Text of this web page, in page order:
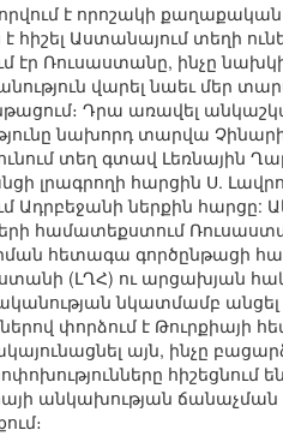
է որոշակի քաղաքական
Աստանայում տեղի
էր Ռուսաստանը, ինչը
վարել նաեւ մեր
Դրա առավել
նախորդ տարվա
տեղ գտավ Լեռնային
լրագրողի հարցին Ս.
ներքին հարցը:
համատեքստում
հետագա գործընթացի
(ԼՂՀ) ու արցախյան
նկատմամբ անցել
փորձում է Թուրքիայի
այն, ինչը
անկախության ճանաչման